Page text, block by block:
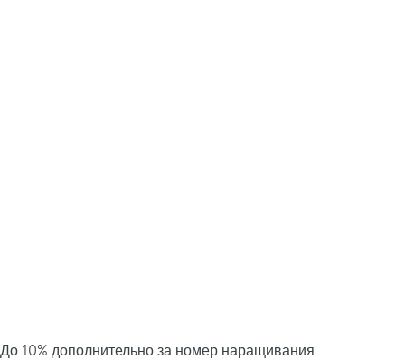
До 10% дополнительно за номер наращивания